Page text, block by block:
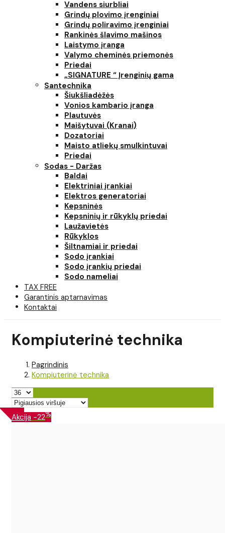
Vandens siurbliai
Grindų plovimo įrenginiai
Grindų poliravimo įrenginiai
Rankinės šlavimo mašinos
Laistymo įranga
Valymo cheminės priemonės
Priedai
„SIGNATURE “ Įrenginių gama
Santechnika
Šiukšliadėžės
Vonios kambario įranga
Plautuvės
Maišytuvai (Kranai)
Dozatoriai
Maisto atliekų smulkintuvai
Priedai
Sodas - Daržas
Baldai
Elektriniai įrankiai
Elektros generatoriai
Kepsninės
Kepsninių ir rūkyklų priedai
Laužavietės
Rūkyklos
Šiltnamiai ir priedai
Sodo įrankiai
Sodo įrankių priedai
Sodo nameliai
TAX FREE
Garantinis aptarnavimas
Kontaktai
Kompiuterinė technika
Pagrindinis
Kompiuterinė technika
Akcija -22%